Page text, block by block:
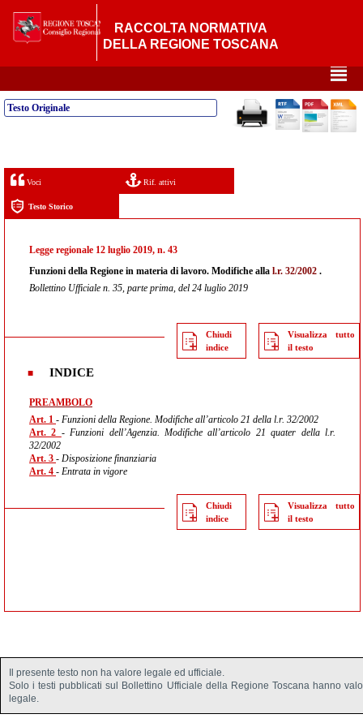
RACCOLTA NORMATIVA
DELLA REGIONE TOSCANA
²
Testo Originale
Voci Rif. attivi
Testo Storico
Legge regionale 12 luglio 2019, n. 43
Funzioni della Regione in materia di lavoro. Modifiche alla l.r. 32/2002 .
Bollettino Ufficiale n. 35, parte prima, del 24 luglio 2019
Chiudi
indice
Visualizza tutto
il testo
INDICE
PREAMBOLO
Art. 1 - Funzioni della Regione. Modifiche all’articolo 21 della l.r. 32/2002
Art. 2 - Funzioni dell’Agenzia. Modifiche all’articolo 21 quater della l.r.
32/2002
Art. 3 - Disposizione finanziaria
Art. 4 - Entrata in vigore
Chiudi
indice
Visualizza tutto
il testo
Il presente testo non ha valore legale ed ufficiale.
Solo i testi pubblicati sul Bollettino Ufficiale della Regione Toscana hanno
legale.